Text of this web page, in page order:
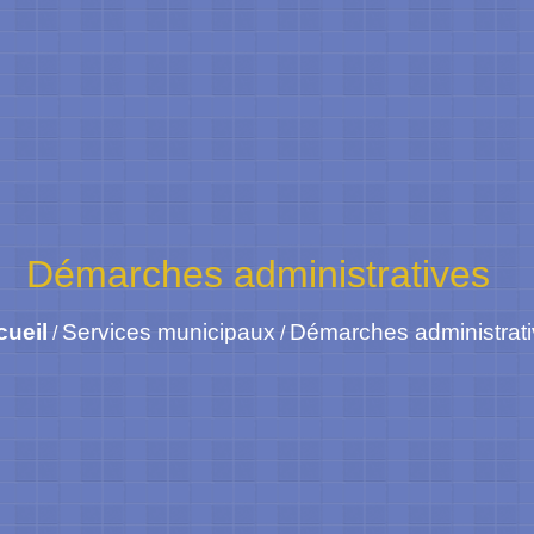
Démarches administratives
/ Services municipaux / Démarches